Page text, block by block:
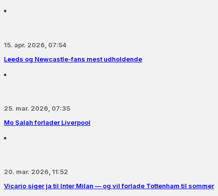
15. apr. 2026, 07:54
Leeds og Newcastle-fans mest udholdende
25. mar. 2026, 07:35
Mo Salah forlader Liverpool
20. mar. 2026, 11:52
Vicario siger ja til Inter Milan — og vil forlade Tottenham til sommer